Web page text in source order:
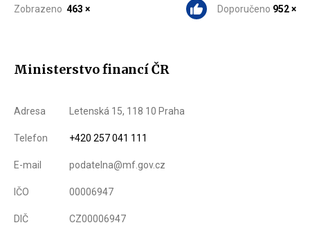
Zobrazeno 463 × Doporučeno 952 ×
Ministerstvo financí ČR
Adresa Letenská 15, 118 10 Praha
Telefon +420 257 041 111
E-mail podatelna@mf.gov.cz
IČO 00006947
DIČ CZ00006947